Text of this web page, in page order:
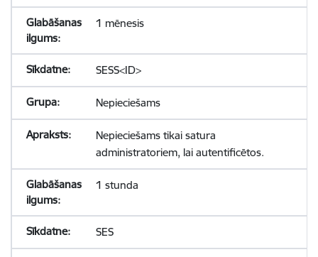
1 mēnesis
SESS<ID>
Nepieciešams
Nepieciešams tikai satura
administratoriem, lai autentificētos.
1 stunda
SES